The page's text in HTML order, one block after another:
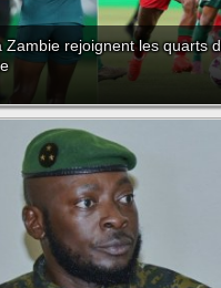
Zambie rejoignent les quarts